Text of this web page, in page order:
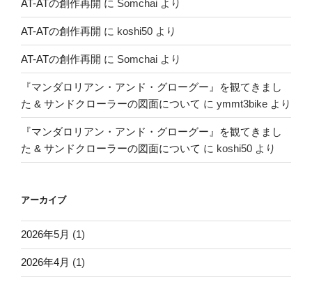
AT-ATの創作再開 に Somchai より
AT-ATの創作再開 に koshi50 より
AT-ATの創作再開 に Somchai より
『マンダロリアン・アンド・グローグー』を観てきまし
た & サンドクローラーの図面について に ymmt3bike より
『マンダロリアン・アンド・グローグー』を観てきまし
た & サンドクローラーの図面について に koshi50 より
アーカイブ
2026年5月 (1)
2026年4月 (1)